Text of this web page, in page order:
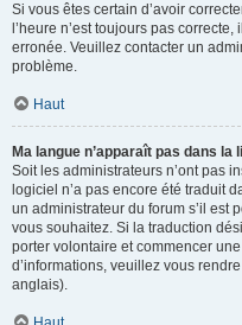
Si vous êtes certain d’avoir
l’heure n’est toujours pas
erronée. Veuillez contacter un
problème.
Haut
Ma langue n’apparaît pas dans la
Soit les administrateurs n’ont pas
logiciel n’a pas encore été traduit
un administrateur du forum s’il est
vous souhaitez. Si la traduction
porter volontaire et commencer
d’informations, veuillez vous
anglais).